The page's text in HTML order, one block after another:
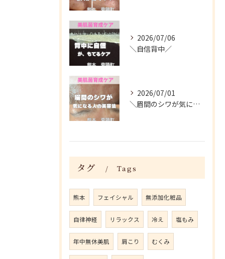
2026/07/06
＼自信背中／
2026/07/01
＼眉間のシワが気になる人がやってる美容法／
タグ Tags
熊本 フェイシャル 無添加化粧品
自律神経 リラックス 冷え 塩もみ
年中無休美肌 肩こり むくみ